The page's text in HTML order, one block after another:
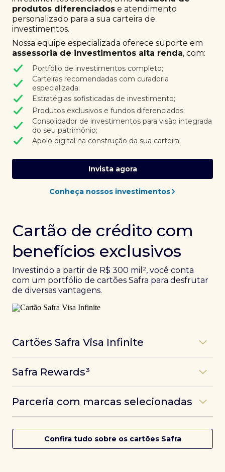
produtos diferenciados e atendimento
personalizado para a sua carteira de
investimentos.
Nossa equipe especializada oferece suporte em
assessoria de investimentos alta renda, com:
Portfólio de investimentos completo;
Carteiras recomendadas com curadoria
especializada;
Estratégias sofisticadas de investimento;
Produtos exclusivos e fundos diferenciados;
Consolidador de investimentos para visão integrada
do seu patrimônio;
Apoio digital na construção da sua carteira.
Invista agora
Conheça nossos investimentos
Cartão de crédito com
benefícios exclusivos
Investindo a partir de R$ 300 mil², você conta
com um portfólio de cartões Safra para desfrutar
de diversas vantagens.
Cartões Safra Visa Infinite
experiências refinadas a benefícios únicos, como
converte seus investimentos em limite no cartão e
conta com acesso a mais de 1.400 salas VIP Dragon
Pass ao redor do mundo.
Safra Rewards³
das melhores pontuações do mercado.
Parceria com marcas selecionadas
cartões Safra.
Confira tudo sobre os cartões Safra